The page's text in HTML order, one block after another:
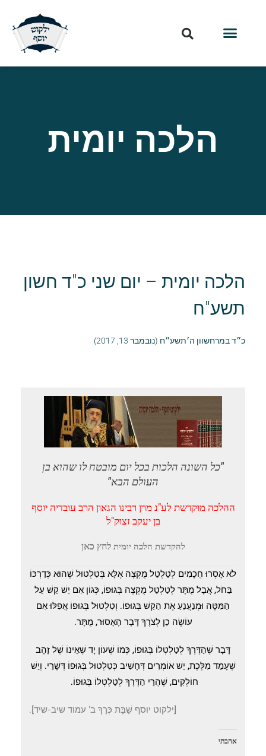
הלכה יומית
הלכה יומית – יום שני כ"ד חשון
תשע"ח
כ״ד במרחשוון ה׳תשע״ח (נובמבר 13, 2017)
"כל השונה הלכות בכל יום מובטח לו שהוא בן
העולם הבא"
ההלכה מוקדשת לע"נ מרן רבינו הגאון הרב עובדיה יוסף
בן יעקב זצוק"ל
להקדשת הלכה יומיתלחץ כאן
לֹא אָסְרוּ חֲכָמִים לְטַלְטֵל מֻקְצֶה אֶלָּא בְּטִלְטוּל שֶׁהוּא כְּדַרְכּוֹ
בַּחֹל, אֲבָל מֻתָּר לְטַלְטֵל מֻקְצֶה בְּגוּפוֹ, כְּגוֹן אִם יֵשׁ קַשׁ עַל
הַמִּטָּה וּמְנַעֲנֵעַ אֶת הַקַּשׁ בְּגוּפוֹ. וְטִלְטוּל בְּגוּפוֹ אֲפִלּוּ אִם
עוֹשֶׂה כֵן לְצֹרֶךְ דָּבָר הָאָסוּר, מֻתָּר.
דָּבָר שֶׁהַדֶּרֶךְ לְטַלְטְלוֹ בְּגוּפוֹ, כְּמוֹ שְׁעוֹן יָד שֶׁאֵינוֹ שֶׁל זָהָב
שֶׁעָמַד מִלֶּכֶת, יֵשׁ אוֹמְרִים דְּחָשִׁיב כְּטִלְטוּל בְּגוּפוֹ דְּשָׁרֵי. וְיֵשׁ
חוֹלְקִים, שֶׁהֲרֵי הַדֶּרֶךְ לְטַלְטְלוֹ בְּגוּפוֹ.
[ילקוט יוסף שַׁבָּת כֶּרָךְ ב' עמוד שיב-שיד].
אהבתי